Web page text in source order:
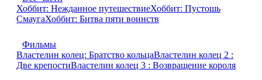
Хоббит: Нежданное путешествиеХоббит: Пустошь
СмаугаХоббит: Битва пяти воинств
Фильмы
Властелин колец: Братство кольцаВластелин колец 2 :
Две крепостиВластелин колец 3 : Возвращение короля